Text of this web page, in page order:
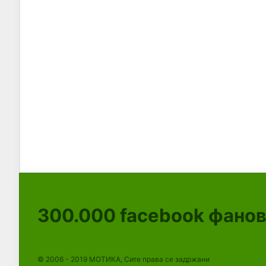
300.000 facebook
© 2006 - 2019 МОТИКА, Сите права се задржани